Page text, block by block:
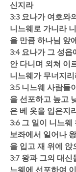
신지라
3:3 요나가 여호와
니느웨로 가니라
을 만큼 하나님 앞
3:4 요나가 그 성
안 다니며 외쳐 이
니느웨가 무너지
3:5 니느웨 사람들
을 선포하고 높고
은 베 옷을 입은지
3:6 그 일이 니느웨
보좌에서 일어나
을 입고 재 위에 앉
3:7 왕과 그의 대신
느웨에 선포하여